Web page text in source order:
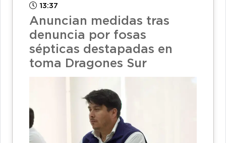
13:37
Anuncian medidas tras
denuncia por fosas
sépticas destapadas en
toma Dragones Sur